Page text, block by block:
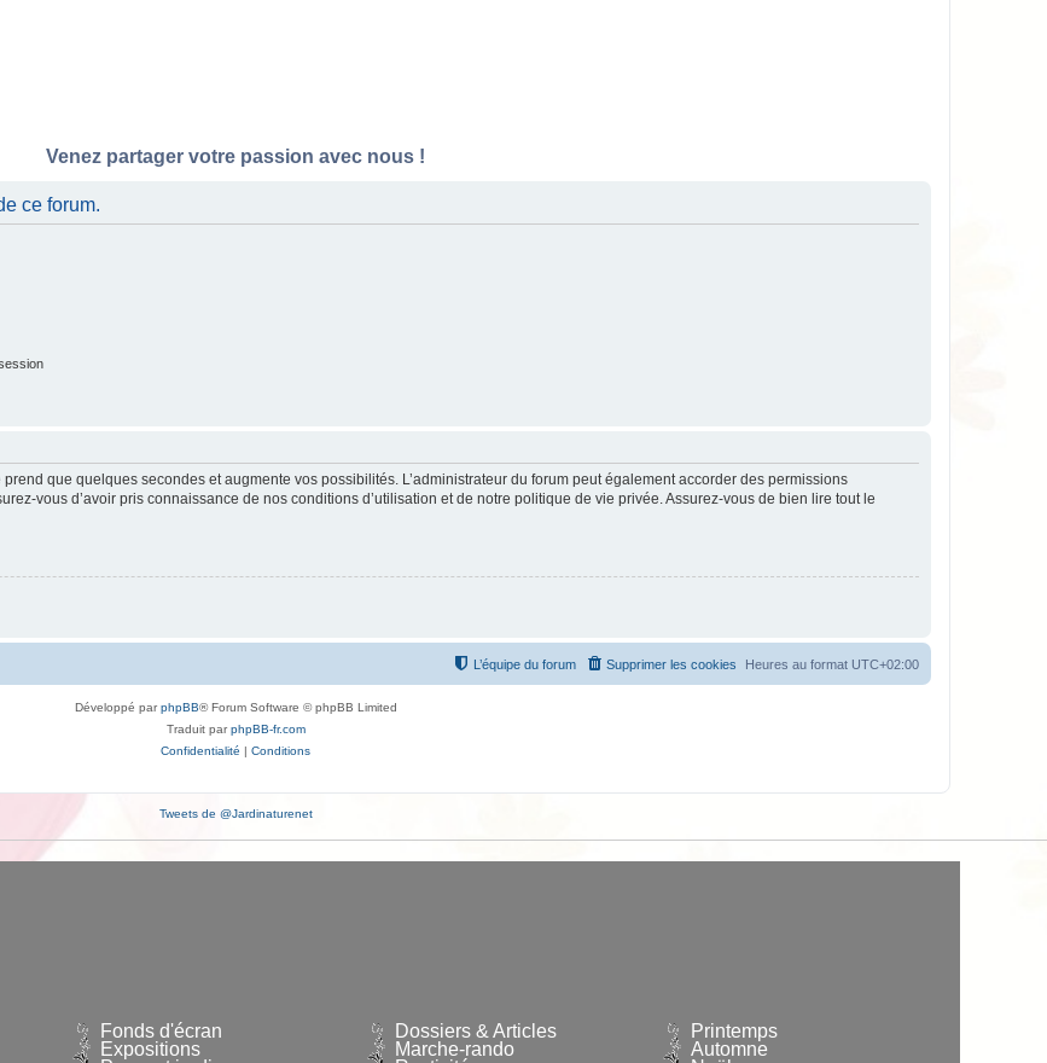
Venez partager votre passion avec nous !
ce forum.
que quelques secondes et augmente vos possibilités. L’administrateur du forum peut également accorder des permissions
vous d’avoir pris connaissance de nos conditions d’utilisation et de notre politique de vie privée. Assurez-vous de bien lire tout le
Heures au format UTC+02:00
Supprimer les cookies
L’équipe du forum
Développé parphpBB® Forum Software © phpBB Limited
Traduit parphpBB-fr.com
Confidentialité | Conditions
Tweets de @Jardinaturenet
Fonds d'écran
Expositions
Dossiers & Articles
Marche-rando
Printemps
Automne